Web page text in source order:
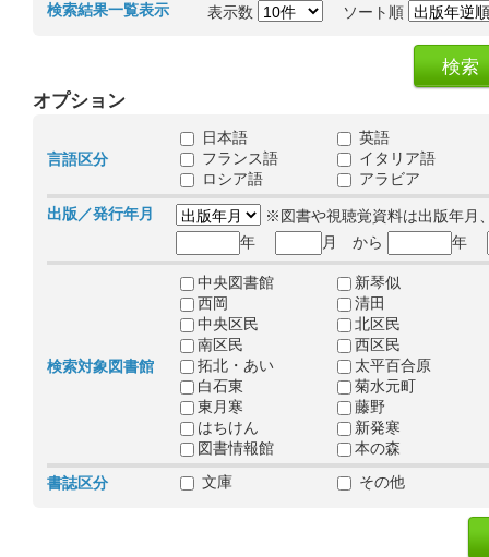
検索結果一覧表示 表示数 ソート順
オプション
言語区分
日本語
英語
フランス語
イタリア語
ロシア語
アラビア
出版／発行年月
※図書や視聴覚資料は出版年月
年
月 から 年
検索対象図書館
中央図書館
新琴似
西岡
清田
中央区民
北区民
南区民
西区民
拓北・あい
太平百合原
白石東
菊水元町
東月寒
藤野
はちけん
新発寒
図書情報館
本の森
書誌区分
文庫 その他